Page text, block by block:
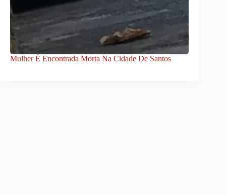
Mulher É Encontrada Morta Na Cidade De Santos